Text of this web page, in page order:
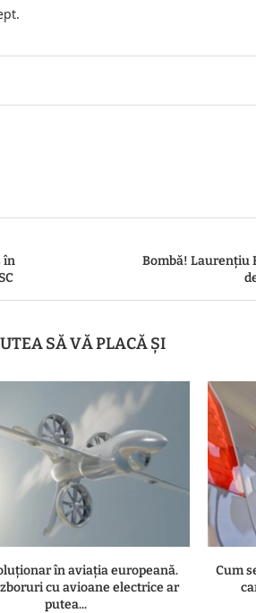
în
Bombă! Laurențiu
SĂ VĂ PLACĂ ȘI
în aviația europeană.
cu avioane electrice ar
putea...
Cum